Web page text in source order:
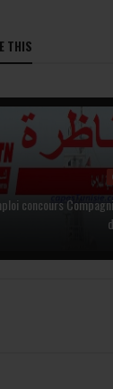
THIS
concours